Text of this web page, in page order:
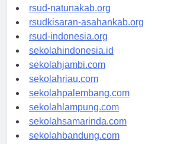
rsud-natunakab.org
rsudkisaran-asahankab.org
rsud-indonesia.org
sekolahindonesia.id
sekolahjambi.com
sekolahriau.com
sekolahpalembang.com
sekolahlampung.com
sekolahsamarinda.com
sekolahbandung.com